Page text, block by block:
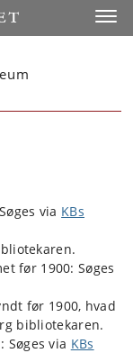
via KBs
før 1900: Søges
før 1900, hvad
bibliotekaren.
Søges via KBs